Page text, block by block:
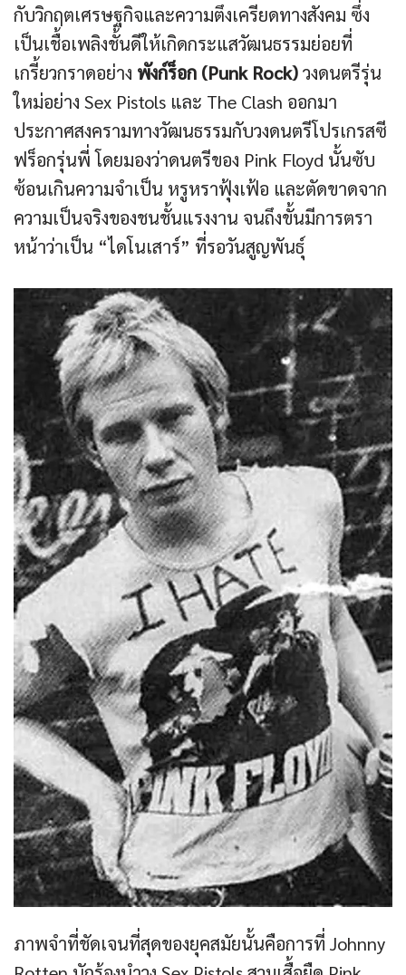
กับวิกฤตเศรษฐกิจและความตึงเครียดทางสังคม ซึ่ง
เป็นเชื้อเพลิงชั้นดีให้เกิดกระแสวัฒนธรรมย่อยที่
เกรี้ยวกราดอย่าง พังก์ร็อก (Punk Rock)วงดนตรีรุ่น
ใหม่อย่าง Sex Pistols และ The Clash ออกมา
ประกาศสงครามทางวัฒนธรรมกับวงดนตรีโปรเกรสซี
ฟร็อกรุ่นพี่ โดยมองว่าดนตรีของ Pink Floyd นั้นซับ
ซ้อนเกินความจำเป็น หรูหราฟุ้งเฟ้อ และตัดขาดจาก
ความเป็นจริงของชนชั้นแรงงาน จนถึงขั้นมีการตรา
หน้าว่าเป็น “ไดโนเสาร์” ที่รอวันสูญพันธุ์
ภาพจำที่ชัดเจนที่สุดของยุคสมัยนั้นคือการที่ Johnny